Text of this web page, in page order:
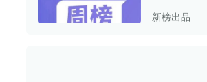
周榜
新榜出品